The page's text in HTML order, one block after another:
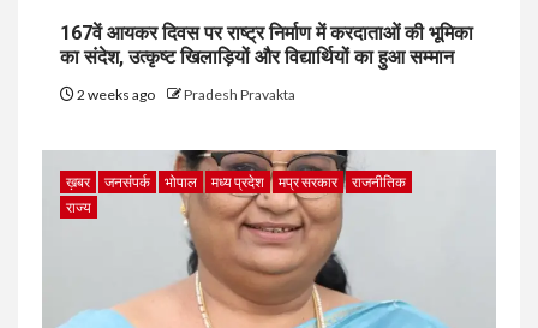
167वें आयकर दिवस पर राष्ट्र निर्माण में करदाताओं की भूमिका
का संदेश, उत्कृष्ट खिलाड़ियों और विद्यार्थियों का हुआ सम्मान
2 weeks ago Pradesh Pravakta
ख़बर जनसंपर्क भोपाल मध्य प्रदेश मप्र सरकार
राजनीतिक
राज्य